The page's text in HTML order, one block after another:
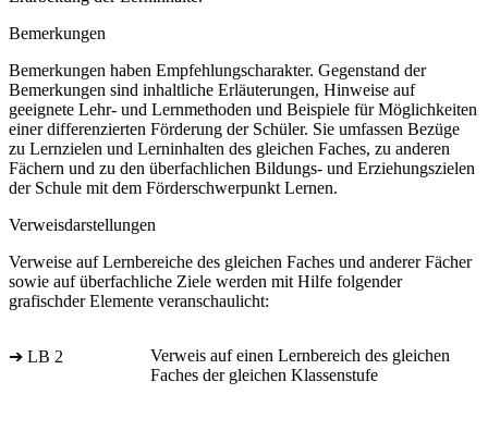
Bemerkungen
Bemerkungen haben Empfehlungscharakter. Gegenstand der
Bemerkungen sind inhaltliche Erläuterungen, Hinweise auf
geeignete Lehr- und Lernmethoden und Beispiele für Möglichkeiten
einer differenzierten Förderung der Schüler. Sie umfassen Bezüge
zu Lernzielen und Lerninhalten des gleichen Faches, zu anderen
Fächern und zu den überfachlichen Bildungs- und Erziehungszielen
der Schule mit dem Förderschwerpunkt Lernen.
Verweisdarstellungen
Verweise auf Lernbereiche des gleichen Faches und anderer Fächer
sowie auf überfachliche Ziele werden mit Hilfe folgender
grafischder Elemente veranschaulicht:
➔ LB 2
Verweis auf einen Lernbereich des gleichen
Faches der gleichen Klassenstufe